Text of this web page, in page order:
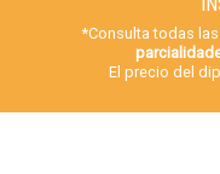
*Consulta todas
El precio del